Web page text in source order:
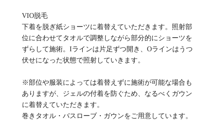
VIO脱毛
下着を脱ぎ紙ショーツに着替えていただきます。照射部
位に合わせてタオルで調整しながら部分的にショーツを
ずらして施術。Iラインは片足ずつ開き、Oラインはうつ
伏せになった状態で照射していきます。
※部位や服装によっては着替えずに施術が可能な場合も
ありますが、ジェルの付着を防ぐため、なるべくガウン
に着替えていただきます。
巻きタオル・バスローブ・ガウンをご用意しています。